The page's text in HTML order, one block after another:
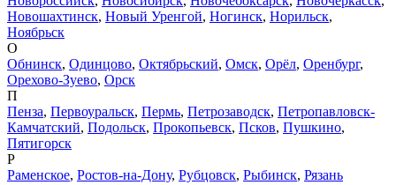
Новошахтинск, Новый Уренгой, Ногинск, Норильск,
Ноябрьск
О
Обнинск, Одинцово, Октябрьский, Омск, Орёл, Оренбург,
Орехово-Зуево, Орск
П
Пенза, Первоуральск, Пермь, Петрозаводск, Петропавловск-
Камчатский, Подольск, Прокопьевск, Псков, Пушкино,
Пятигорск
Р
Раменское, Ростов-на-Дону, Рубцовск, Рыбинск, Рязань